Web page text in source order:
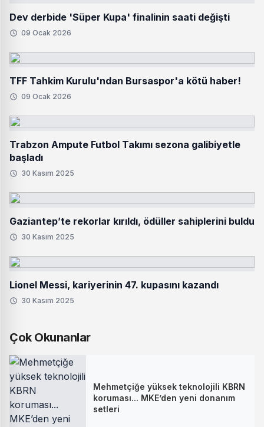
Dev derbide 'Süper Kupa' finalinin saati değişti
09 Ocak 2026
TFF Tahkim Kurulu'ndan Bursaspor'a kötü haber!
09 Ocak 2026
Trabzon Ampute Futbol Takımı sezona galibiyetle
başladı
30 Kasım 2025
Gaziantep’te rekorlar kırıldı, ödüller sahiplerini buldu
30 Kasım 2025
Lionel Messi, kariyerinin 47. kupasını kazandı
30 Kasım 2025
Çok Okunanlar
Mehmetçiğe yüksek teknolojili KBRN
koruması... MKE’den yeni donanım
setleri